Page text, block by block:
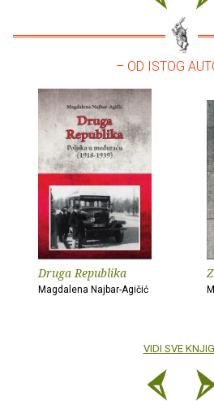
– OD ISTOG
Druga Republika
Magdalena Najbar-Agičić
VIDI SVE